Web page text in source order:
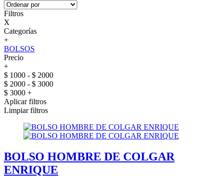
Filtros
X
Categorías
+
BOLSOS
Precio
+
$ 1000 - $ 2000
$ 2000 - $ 3000
$ 3000 +
Aplicar filtros
Limpiar filtros
BOLSO HOMBRE DE COLGAR
ENRIQUE